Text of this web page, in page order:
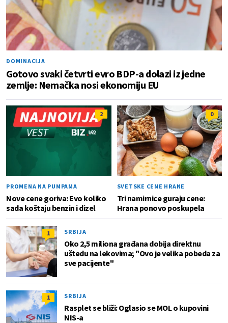
DOMINACIJA
Gotovo svaki četvrti evro BDP-a dolazi iz jedne
zemlje: Nemačka nosi ekonomiju EU
2
PROMENA NA PUMPAMA
Nove cene goriva: Evo koliko
sada koštaju benzin i dizel
0
SVETSKE CENE HRANE
Tri namirnice guraju cene:
Hrana ponovo poskupela
1 SRBIJA
Oko 2,5 miliona građana dobija direktnu
uštedu na lekovima; "Ovo je velika pobeda za
sve pacijente"
1 SRBIJA
Rasplet se bliži: Oglasio se MOL o kupovini
NIS-a